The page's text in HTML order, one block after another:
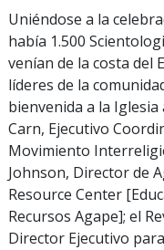
Uniéndose a la
había 1.500
venían de la costa del
líderes de la
bienvenida a la
Carn, Ejecutivo
Movimiento
Johnson, Director de
Resource Center
Recursos Agape]; el
Director Ejecutivo